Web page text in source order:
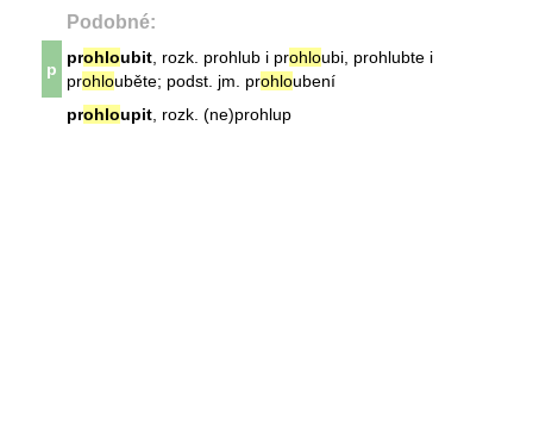
Podobné:
p
prohloubit , rozk. prohlub i prohloubi, prohlubte i
prohlouběte; podst. jm. prohloubení
prohloupit , rozk. (ne)prohlup